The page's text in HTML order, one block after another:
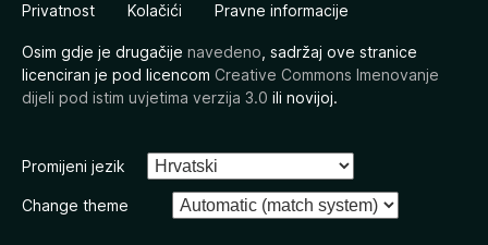
Privatnost Kolačići Pravne informacije
Osim gdje je drugačije navedeno , sadržaj ove stranice
licenciran je pod licencom Creative Commons Imenovanje
dijeli pod istim uvjetima verzija 3.0 ili novijoj.
Promijeni jezik
Change theme